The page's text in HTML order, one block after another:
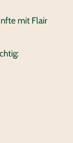
mit Flair